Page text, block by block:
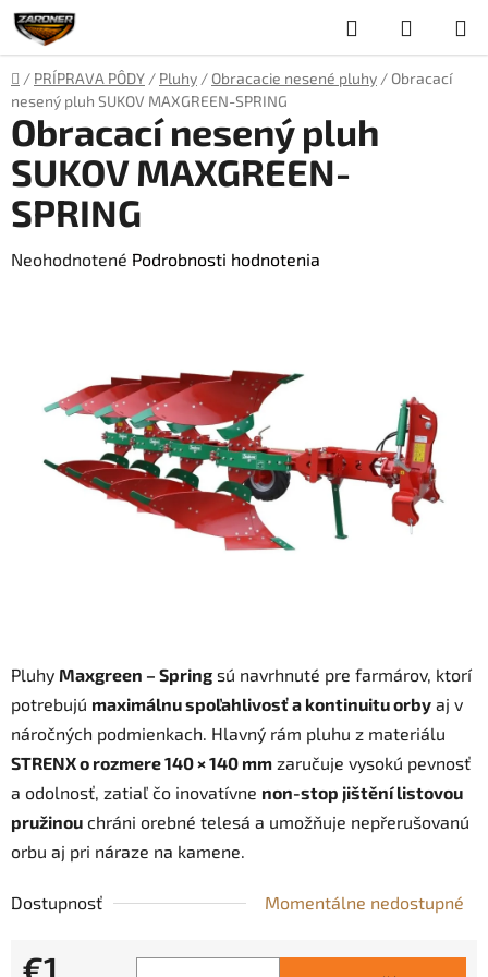
Prejsť
na
obsah
Hľadať
KOŠÍK
Domov
/ PRÍPRAVA PÔDY / Pluhy / Obracacie nesené pluhy / Obracací
nesený pluh SUKOV MAXGREEN-SPRING
Pluhy Maxgreen – Spring sú navrhnuté pre farmárov, ktorí
potrebujú maximálnu spoľahlivosť a kontinuitu orby aj v
náročných podmienkach. Hlavný rám pluhu z materiálu
STRENX o rozmere 140 × 140 mm zaručuje vysokú pevnosť
a odolnosť, zatiaľ čo inovatívne non-stop jištění listovou
pružinou chráni orebné telesá a umožňuje nepřerušovanú
orbu aj pri náraze na kamene.
Dostupnosť Momentálne nedostupné
€1
Obracací nesený pluh
SUKOV MAXGREEN-
SPRING
Priemerné
hviezdičiek.
Neohodnotené Podrobnosti hodnotenia